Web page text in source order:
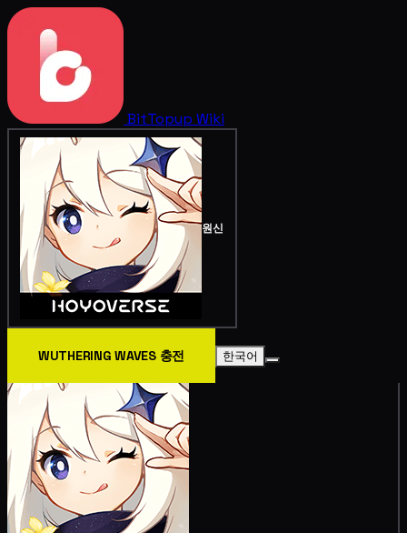
BitTopup Wiki
원신
WUTHERING WAVES 충전 한국어